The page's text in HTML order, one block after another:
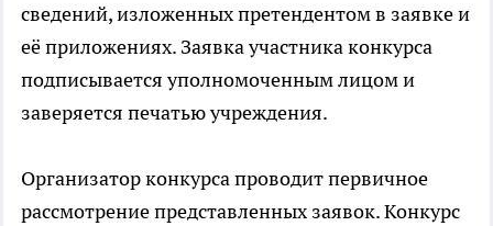
сведений, изложенных претендентом в заявке и
её приложениях. Заявка участника конкурса
подписывается уполномоченным лицом и
заверяется печатью учреждения.
Организатор конкурса проводит первичное
рассмотрение представленных заявок. Конкурс